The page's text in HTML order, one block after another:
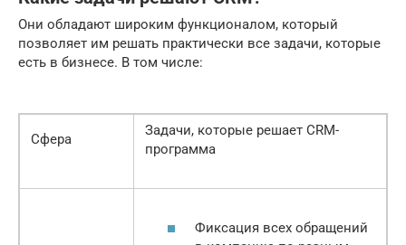
Они обладают широким функционалом, который
позволяет им решать практически все задачи, которые
есть в бизнесе. В том числе:
Сфера
Задачи, которые решает CRM-
программа
Фиксация всех обращений